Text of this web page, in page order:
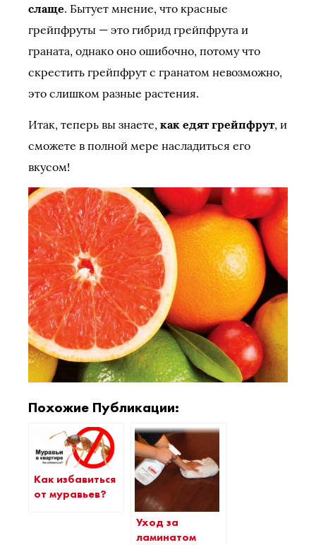
слаще. Бытует мнение, что красные
грейпфруты — это гибрид грейпфрута и
граната, однако оно ошибочно, потому что
скрестить грейпфрут с гранатом невозможно,
это слишком разные растения.
Итак, теперь вы знаете, как едят грейпфрут, и
сможете в полной мере насладиться его
вкусом!
Похожие Публикации:
Как избавиться
от муравьев?
Уход за
ламинатом